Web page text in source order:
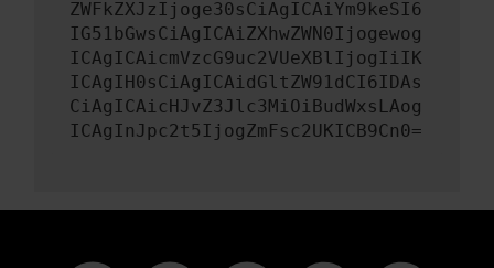
ZWFkZXJzIjoge30sCiAgICAiYm9keSI6
IG51bGwsCiAgICAiZXhwZWN0Ijogewog
ICAgICAicmVzcG9uc2VUeXBlIjogIiIK
ICAgIH0sCiAgICAidGltZW91dCI6IDAs
CiAgICAicHJvZ3Jlc3MiOiBudWxsLAog
ICAgInJpc2t5IjogZmFsc2UKICB9Cn0=